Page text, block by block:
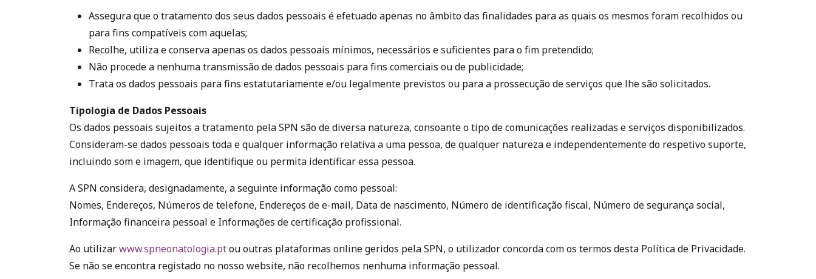
Assegura que o tratamento dos seus dados pessoais é efetuado apenas no âmbito das finalidades para as quais os mesmos foram recolhidos ou
para fins compatíveis com aquelas;
Recolhe, utiliza e conserva apenas os dados pessoais mínimos, necessários e suficientes para o fim pretendido;
Não procede a nenhuma transmissão de dados pessoais para fins comerciais ou de publicidade;
Trata os dados pessoais para fins estatutariamente e/ou legalmente previstos ou para a prossecução de serviços que lhe são solicitados.
Tipologia de Dados Pessoais
Os dados pessoais sujeitos a tratamento pela SPN são de diversa natureza, consoante o tipo de comunicações realizadas e serviços disponibilizados.
Consideram-se dados pessoais toda e qualquer informação relativa a uma pessoa, de qualquer natureza e independentemente do respetivo suporte,
incluindo som e imagem, que identifique ou permita identificar essa pessoa.
A SPN considera, designadamente, a seguinte informação como pessoal:
Nomes, Endereços, Números de telefone, Endereços de e-mail, Data de nascimento, Número de identificação fiscal, Número de segurança social,
Informação financeira pessoal e Informações de certificação profissional.
Ao utilizarwww.spneonatologia.ptou outras plataformas online geridos pela SPN, o utilizador concorda com os termos desta Política de Privacidade.
Se não se encontra registado no nosso website, não recolhemos nenhuma informação pessoal.